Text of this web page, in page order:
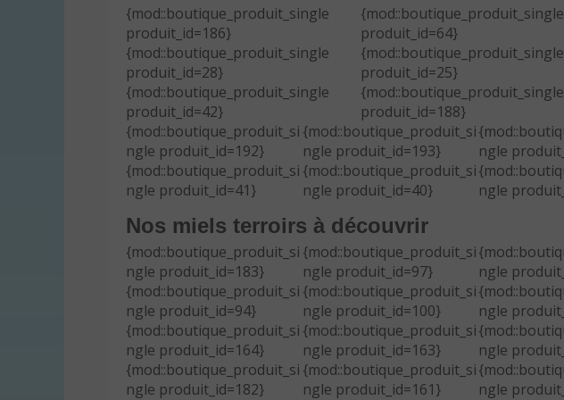
{mod::boutique_produit_single
produit_id=186}
{mod::boutique_produit_single
produit_id=64}
{mod::boutique_produit_single
produit_id=28}
{mod::boutique_produit_single
produit_id=25}
{mod::boutique_produit_single
produit_id=42}
{mod::boutique_produit_single
produit_id=188}
{mod::boutique_produit_si
ngle produit_id=192}
{mod::boutique_produit_si
ngle produit_id=193}
ngle
{mod::boutique_produit_si
ngle produit_id=41}
{mod::boutique_produit_si
ngle produit_id=40}
ngle
Nos miels terroirs à découvrir
{mod::boutique_produit_si
ngle produit_id=183}
{mod::boutique_produit_si
ngle produit_id=97}
ngle
{mod::boutique_produit_si
ngle produit_id=94}
{mod::boutique_produit_si
ngle produit_id=100}
ngle
{mod::boutique_produit_si
ngle produit_id=164}
{mod::boutique_produit_si
ngle produit_id=163}
ngle
{mod::boutique_produit_si
ngle produit_id=182}
{mod::boutique_produit_si
ngle produit_id=161}
ngle